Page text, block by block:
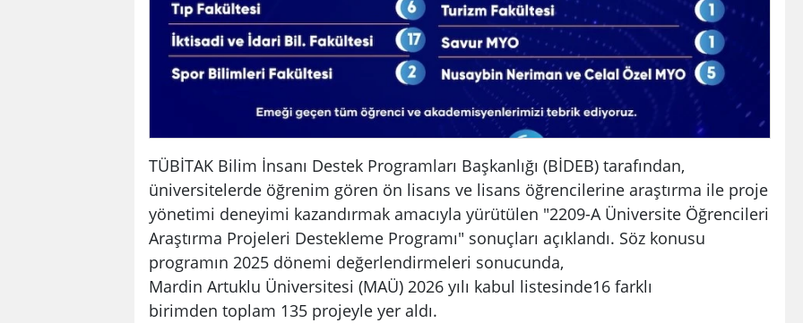
TÜBİTAK Bilim İnsanı Destek Programları Başkanlığı (BİDEB) tarafından,
üniversitelerde öğrenim gören ön lisans ve lisans öğrencilerine araştırma ile proje
yönetimi deneyimi kazandırmak amacıyla yürütülen "2209-A Üniversite Öğrencileri
Araştırma Projeleri Destekleme Programı" sonuçları açıklandı. Söz konusu
programın 2025 dönemi değerlendirmeleri sonucunda,
Mardin Artuklu Üniversitesi (MAÜ) 2026 yılı kabul listesinde16 farklı
birimden toplam 135 projeyle yer aldı.